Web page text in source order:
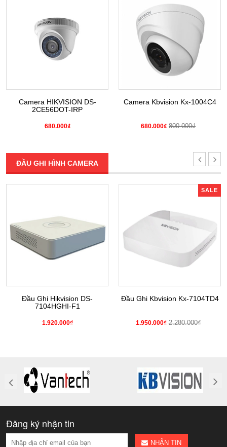
Camera HIKVISION DS-
2CE56DOT-IRP
680.000₫
Camera Kbvision Kx-1004C4
680.000₫ 800.000₫
ĐẦU GHI HÌNH CAMERA
Đầu Ghi Hikvision DS-
7104HGHI-F1
1.920.000₫
SALE
Đầu Ghi Kbvision Kx-7104TD4
1.950.000₫ 2.280.000₫
Đăng ký nhận tin
NHẬN TIN